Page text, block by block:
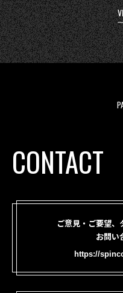
CONTACT
ご意見・ご要望、
お問い
https://